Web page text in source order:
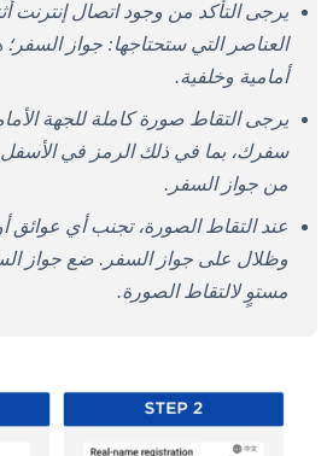
العناصر التي ستحتاجها: جواز السفر؛
أمامية وخلفية.
يرجى التقاط صورة كاملة للجهة
سفرك، بما في ذلك الرمز في
من جواز السفر.
عند التقاط الصورة، تجنب أي عوائق
وظلال على جواز السفر. ضع جواز
مستوٍ لالتقاط الصورة.